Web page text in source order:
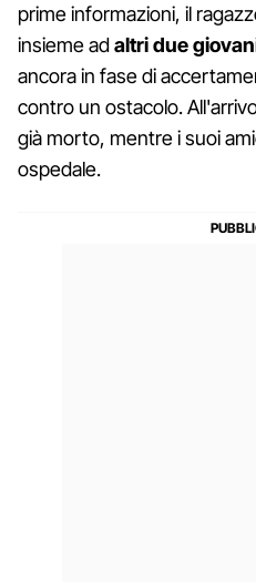
prime informazioni, il
insieme adaltri due
ancora in fase di
contro un ostacolo.
già morto, mentre i suoi
ospedale.